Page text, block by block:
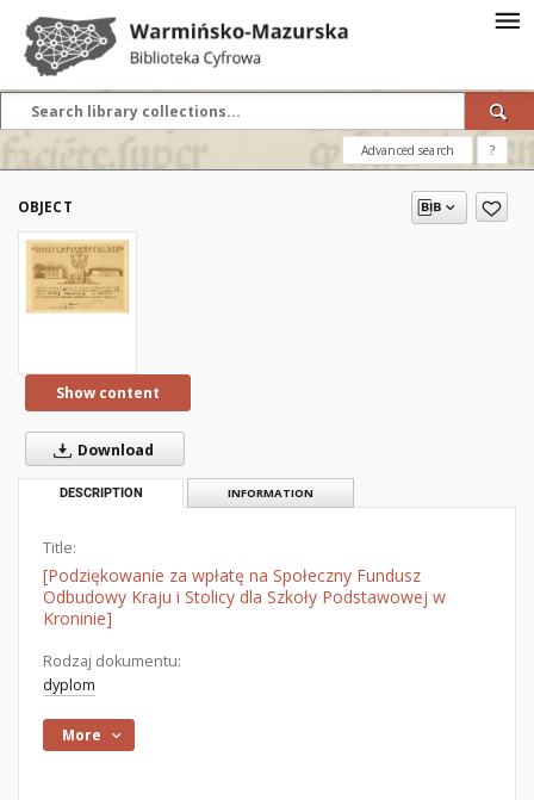
Advanced search ?
OBJECT
Show content
Download
DESCRIPTION INFORMATION
Title:
[Podziękowanie za wpłatę na Społeczny Fundusz
Odbudowy Kraju i Stolicy dla Szkoły Podstawowej w
Kroninie]
Rodzaj dokumentu:
dyplom
More